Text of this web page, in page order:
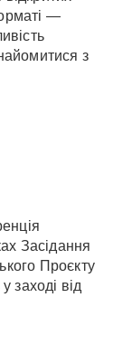
—
з
Засідання
Проєкту
заході від